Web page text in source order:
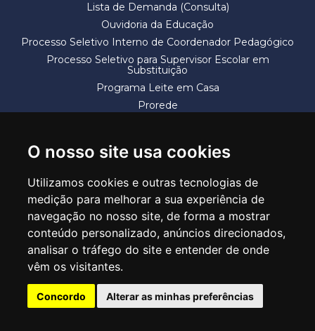
O nosso site usa cookies
Utilizamos cookies e outras tecnologias de
medição para melhorar a sua experiência de
navegação no nosso site, de forma a mostrar
conteúdo personalizado, anúncios direcionados,
analisar o tráfego do site e entender de onde
vêm os visitantes.
Concordo Alterar as minhas preferências
Lista de Demanda (Consulta)
Ouvidoria da Educação
Processo Seletivo Interno de Coordenador Pedagógico
Processo Seletivo para Supervisor Escolar em
Substituição
Programa Leite em Casa
Prorede
SECRETARIA DE EDUCAÇÃO
Rua Claudino Barbosa, 313 - Macedo - Guarulhos/SP CEP 07113-040
Central de Atendimento: *55 11 2475-7300